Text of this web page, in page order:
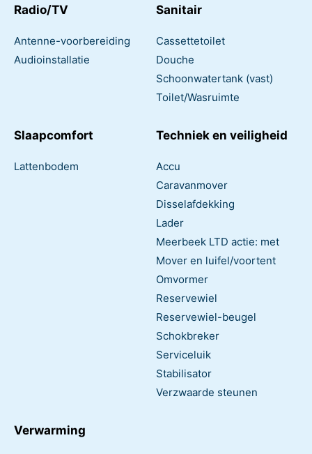
Radio/TV
Antenne-voorbereiding
Audioinstallatie
Sanitair
Cassettetoilet
Douche
Schoonwatertank (vast)
Toilet/Wasruimte
Slaapcomfort
Lattenbodem
Techniek en veiligheid
Accu
Caravanmover
Disselafdekking
Lader
Meerbeek LTD actie: met
Mover en luifel/voortent
Omvormer
Reservewiel
Reservewiel-beugel
Schokbreker
Serviceluik
Stabilisator
Verzwaarde steunen
Verwarming